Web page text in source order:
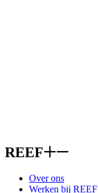
REEF
Over ons
Werken bij REEF